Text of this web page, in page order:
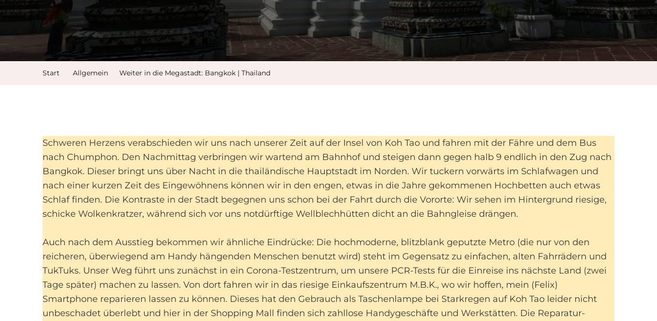
Thailand
Start Allgemein Weiter in die Megastadt: Bangkok | Thailand
Schweren Herzens verabschieden wir uns nach unserer Zeit auf der Insel von Koh Tao und fahren mit der Fähre und dem Bus
nach Chumphon. Den Nachmittag verbringen wir wartend am Bahnhof und steigen dann gegen halb 9 endlich in den Zug nach
Bangkok. Dieser bringt uns über Nacht in die thailändische Hauptstadt im Norden. Wir tuckern vorwärts im Schlafwagen und
nach einer kurzen Zeit des Eingewöhnens können wir in den engen, etwas in die Jahre gekommenen Hochbetten auch etwas
Schlaf finden. Die Kontraste in der Stadt begegnen uns schon bei der Fahrt durch die Vororte: Wir sehen im Hintergrund riesige,
schicke Wolkenkratzer, während sich vor uns notdürftige Wellblechhütten dicht an die Bahngleise drängen.
Auch nach dem Ausstieg bekommen wir ähnliche Eindrücke: Die hochmoderne, blitzblank geputzte Metro (die nur von den
reicheren, überwiegend am Handy hängenden Menschen benutzt wird) steht im Gegensatz zu einfachen, alten Fahrrädern und
TukTuks. Unser Weg führt uns zunächst in ein Corona-Testzentrum, um unsere PCR-Tests für die Einreise ins nächste Land (zwei
Tage später) machen zu lassen. Von dort fahren wir in das riesige Einkaufszentrum M.B.K., wo wir hoffen, mein (Felix)
Smartphone reparieren lassen zu können. Dieses hat den Gebrauch als Taschenlampe bei Starkregen auf Koh Tao leider nicht
unbeschadet überlebt und hier in der Shopping Mall finden sich zahllose Handygeschäfte und Werkstätten. Die Reparatur-